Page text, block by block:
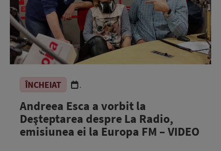
ÎNCHEIAT .
Andreea Esca a vorbit la
Deşteptarea despre La Radio,
emisiunea ei la Europa FM – VIDEO